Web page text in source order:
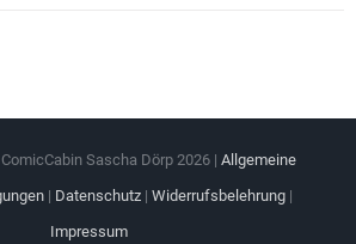
Sascha Dörp 2026 | Allgemeine
| Datenschutz| Widerrufsbelehrung|
Impressum